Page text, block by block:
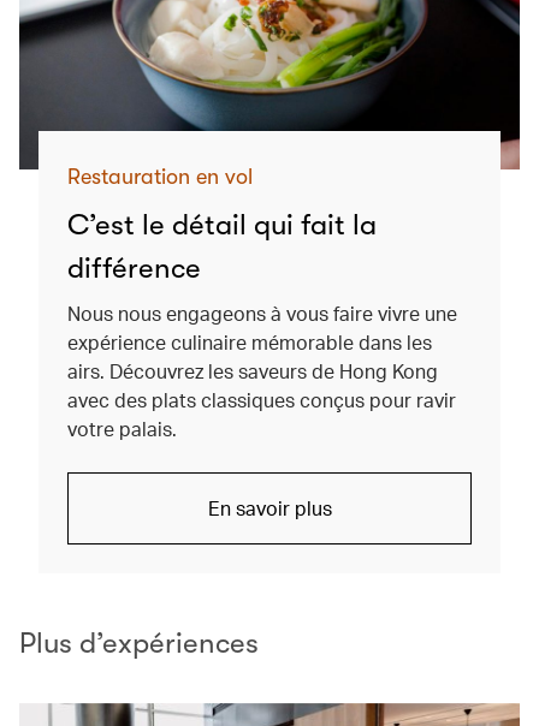
Restauration en vol
C’est le détail qui fait la
différence
Nous nous engageons à vous faire vivre une
expérience culinaire mémorable dans les
airs. Découvrez les saveurs de Hong Kong
avec des plats classiques conçus pour ravir
votre palais.
En savoir plus
Plus d’expériences